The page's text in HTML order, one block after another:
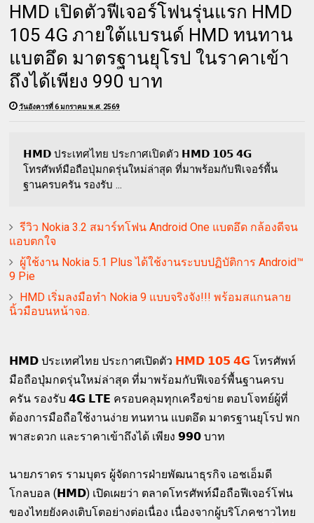
HMD เปิดตัวฟีเจอร์โฟนรุ่นแรก HMD
105 4G ภายใต้แบรนด์ HMD ทนทาน
แบตอึด มาตรฐานยุโรป ในราคาเข้า
ถึงได้เพียง 990 บาท
วันอังคารที่ 6 มกราคม พ.ศ. 2569
𝗛𝗠𝗗 ประเทศไทย ประกาศเปิดตัว 𝗛𝗠𝗗 𝟭𝟬𝟱 𝟰𝗚
โทรศัพท์มือถือปุ่มกดรุ่นใหม่ล่าสุด ที่มาพร้อมกับฟีเจอร์พื้น
ฐานครบครัน รองรับ ...
รีวิว Nokia 3.2 สมาร์ทโฟน Android One แบตอึด กล้องดีจน
แอบตกใจ
ผู้ใช้งาน Nokia 5.1 Plus ได้ใช้งานระบบปฏิบัติการ Android™
9 Pie
HMD เริ่มลงมือทำ Nokia 9 แบบจริงจัง!!! พร้อมสแกนลาย
นิ้วมือบนหน้าจอ.
𝗛𝗠𝗗 ประเทศไทย ประกาศเปิดตัว 𝗛𝗠𝗗 𝟭𝟬𝟱 𝟰𝗚 โทรศัพท์
มือถือปุ่มกดรุ่นใหม่ล่าสุด ที่มาพร้อมกับฟีเจอร์พื้นฐานครบ
ครัน รองรับ 𝟰𝗚 𝗟𝗧𝗘 ครอบคลุมทุกเครือข่าย ตอบโจทย์ผู้ที่
ต้องการมือถือใช้งานง่าย ทนทาน แบตอึด มาตรฐานยุโรป พก
พาสะดวก และราคาเข้าถึงได้ เพียง 𝟵𝟵𝟬 บาท
นายภราดร รามบุตร ผู้จัดการฝ่ายพัฒนาธุรกิจ เอชเอ็มดี
โกลบอล (𝗛𝗠𝗗) เปิดเผยว่า ตลาดโทรศัพท์มือถือฟีเจอร์โฟน
ของไทยยังคงเติบโตอย่างต่อเนื่อง เนื่องจากผู้บริโภคชาวไทย